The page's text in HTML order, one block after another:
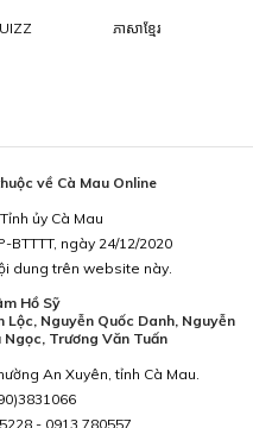
ភាសាខ្មែរ
về Cà Mau Online
ủy Cà Mau
BTTTT, ngày 24/12/2020
dung trên website này.
Hồ Sỹ
Lộc, Nguyễn Quốc Danh, Nguyễn
Trương Văn Tuấn
An Xuyên, tỉnh Cà Mau.
- 0913.780557